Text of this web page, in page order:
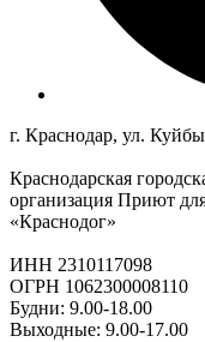
г. Краснодар, ул.
Краснодарская
организация Приют
«Краснодог»
ИНН 2310117098
ОГРН 1062300008110
Будни: 9.00-18.00
Выходные: 9.00-17.00